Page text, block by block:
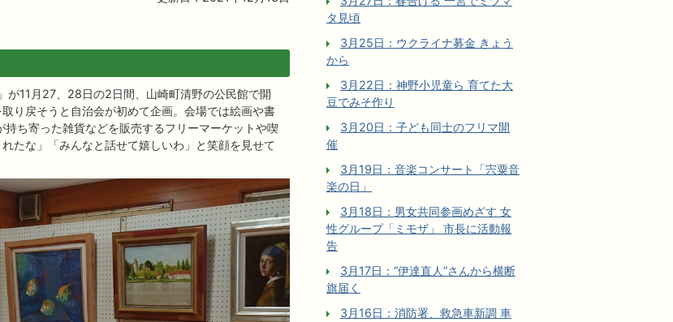
が11月27、28日の2日間、山崎町清野の公民館で開
り戻そうと自治会が初めて企画。会場では絵画や書
ち寄った雑貨などを販売するフリーマーケットや喫
たな」「みんなと話せて嬉しいわ」と笑顔を見せて
タ見頃
3月25日：ウクライナ募金 きょう
から
3月22日：神野小児童ら 育てた大
豆でみそ作り
3月20日：子ども同士のフリマ開
催
3月19日：音楽コンサート「宍粟音
楽の日」
3月18日：男女共同参画めざす 女
性グループ「ミモザ」 市長に活動報
告
3月17日：“伊達直人”さんから横断
旗届く
3月16日：消防署、救急車新調 車